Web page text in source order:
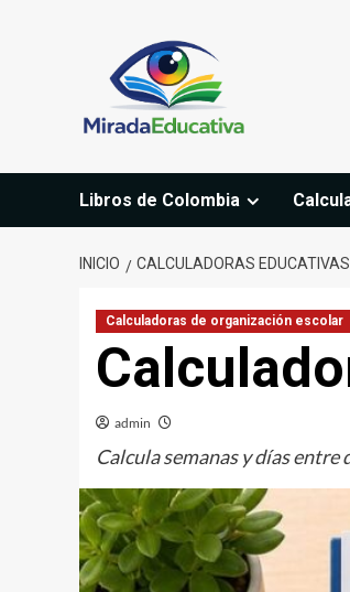
Libros de Colombia
INICIO CALCULADORAS EDUCATIVAS
Calculadoras de organización escolar
admin
Calcula semanas y días